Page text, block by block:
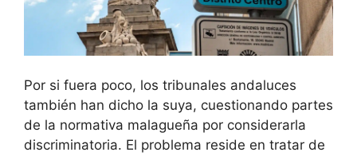
Por si fuera poco, los tribunales andaluces
también han dicho la suya, cuestionando partes
de la normativa malagueña por considerarla
discriminatoria. El problema reside en tratar de